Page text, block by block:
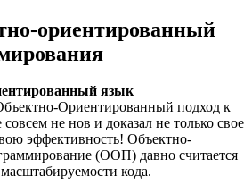
ориентированный
язык
Ориентированный подход к
не нов и доказал не только свое
эффективность! Объектно-
(ООП) давно считается
кода.